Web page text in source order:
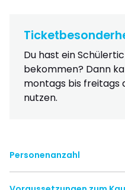
Du hast ein
bekommen? Dann
montags bis freitags
nutzen.
Personenanzahl